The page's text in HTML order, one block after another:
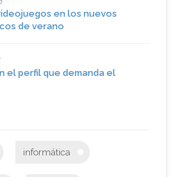
en los nuevos
de verano
el perfil que demanda el
informática